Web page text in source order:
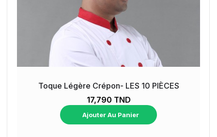
Toque Légère Crépon- LES 10 PIÈCES
17,790 TND
Ajouter Au Panier